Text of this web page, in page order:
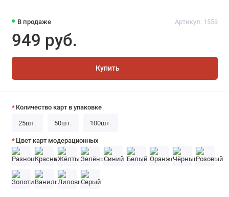
В продаже Артикул: 1559
949 руб.
Купить
Количество карт в упаковке
25шт. 50шт. 100шт.
Цвет карт модерационных